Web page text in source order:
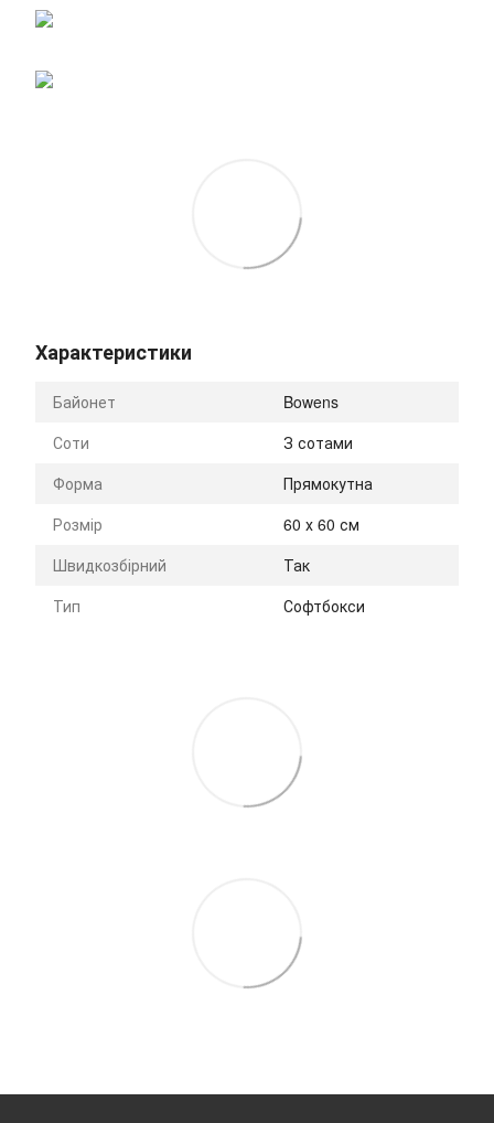
Характеристики
Байонет
Bowens
Соти
З сотами
Форма
Прямокутна
Розмір
60 х 60 см
Швидкозбірний
Так
Тип
Софтбокси